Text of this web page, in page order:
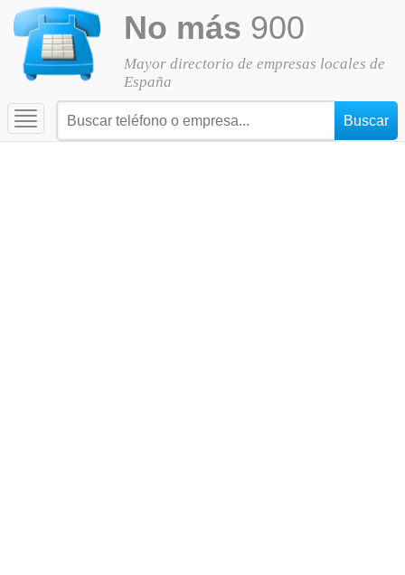
No más 900
Mayor directorio de empresas locales de
España
Toggle
navigation